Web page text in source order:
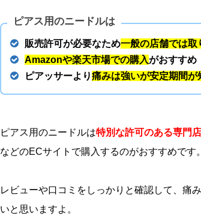
ピアス用のニードルは
販売許可が必要なため一般の店舗では取
Amazonや楽天市場での購入がおすすめ
ピアッサーより痛みは強いが安定期間が
ピアス用のニードルは特別な許可のある専門
などのECサイトで購入するのがおすすめです。
レビューや口コミをしっかりと確認して、痛
いと思いますよ。